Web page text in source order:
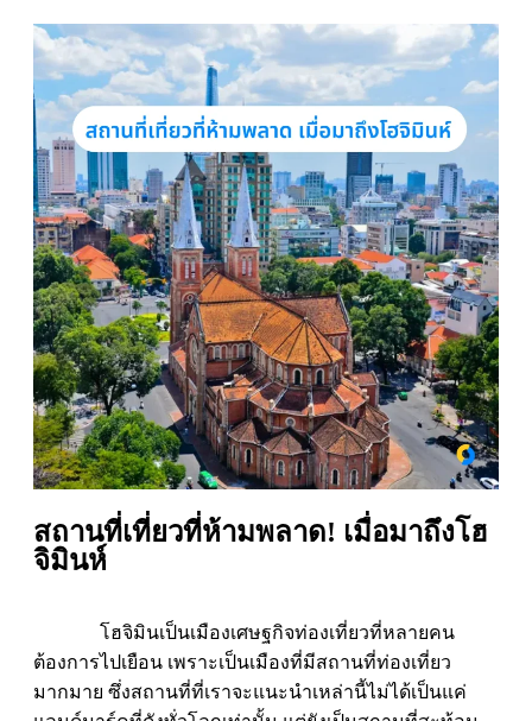
สถานที่เที่ยวที่ห้ามพลาด! เมื่อมาถึงโฮ
จิมินห์
โฮจิมินเป็นเมืองเศษฐกิจท่องเที่ยวที่หลายคน
ต้องการไปเยือน เพราะเป็นเมืองที่มีสถานที่ท่องเที่ยว
มากมาย ซึ่งสถานที่ที่เราจะแนะนำเหล่านี้ไม่ได้เป็นแค่